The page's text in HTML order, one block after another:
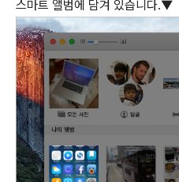
스마트 앨범에 담겨 있습니다.▼